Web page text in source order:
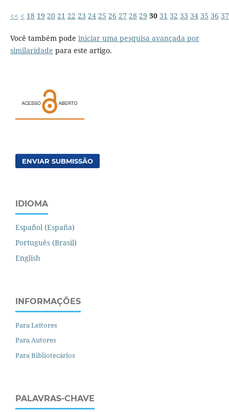
<< < 18 19 20 21 22 23 24 25 26 27 28 29 30 31 32 33 34 35 36 37
Você também pode iniciar uma pesquisa avançada por
similaridade para este artigo.
ENVIAR SUBMISSÃO
IDIOMA
Español (España)
Português (Brasil)
English
INFORMAÇÕES
Para Leitores
Para Autores
Para Bibliotecários
PALAVRAS-CHAVE